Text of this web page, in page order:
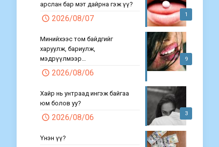
1
арслан бар мэт дайрна гэж үү?
2026/08/07
9
Минийхээс том байдгийг
харуулж, бариулж,
мэдрүүлмээр…
2026/08/06
3
Хайр нь унтраад ингэж байгаа
юм болов уу?
2026/08/06
Үнэн үү?